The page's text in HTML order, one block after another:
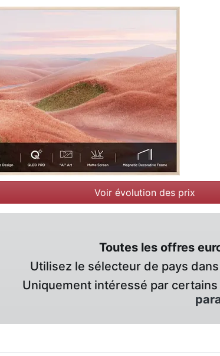
Voir évolution des prix
Toutes les offres
Utilisez le sélecteur de pays
Uniquement intéressé par